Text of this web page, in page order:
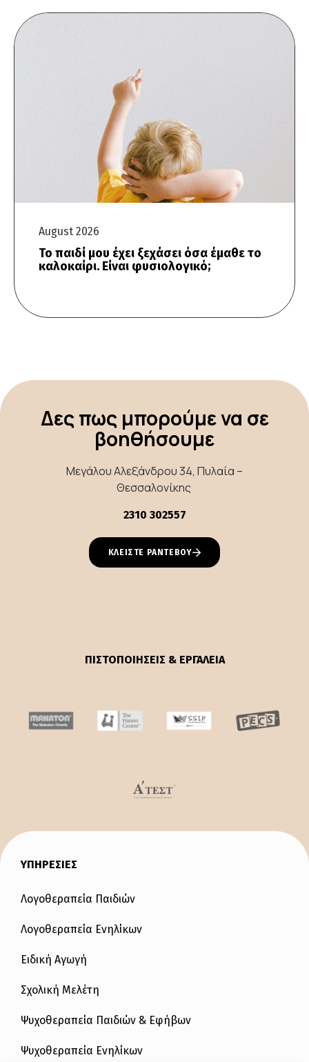
August 2026
Το παιδί μου έχει ξεχάσει όσα έμαθε το
καλοκαίρι. Είναι φυσιολογικό;
Δες πως μπορούμε να σε
βοηθήσουμε
Μεγάλου Αλεξάνδρου 34, Πυλαία –
Θεσσαλονίκης
2310 302557
ΚΛΕΙΣΤΕ ΡΑΝΤΕΒΟΥ
ΠΙΣΤΟΠΟΙΗΣΕΙΣ & ΕΡΓΑΛΕΙΑ
ΥΠΗΡΕΣΙΕΣ
Λογοθεραπεία Παιδιών
Λογοθεραπεία Ενηλίκων
Ειδική Αγωγή
Σχολική Μελέτη
Ψυχοθεραπεία Παιδιών & Εφήβων
Ψυχοθεραπεία Ενηλίκων